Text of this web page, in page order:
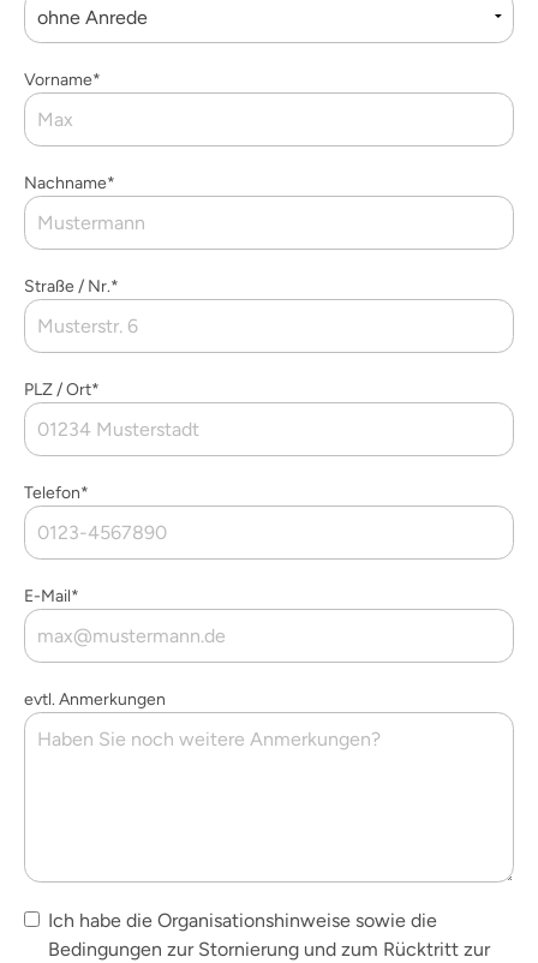
Vorname*
Nachname*
Straße / Nr.*
PLZ / Ort*
Telefon*
E-Mail*
evtl. Anmerkungen
Ich habe die Organisationshinweise sowie die
Bedingungen zur Stornierung und zum Rücktritt zur